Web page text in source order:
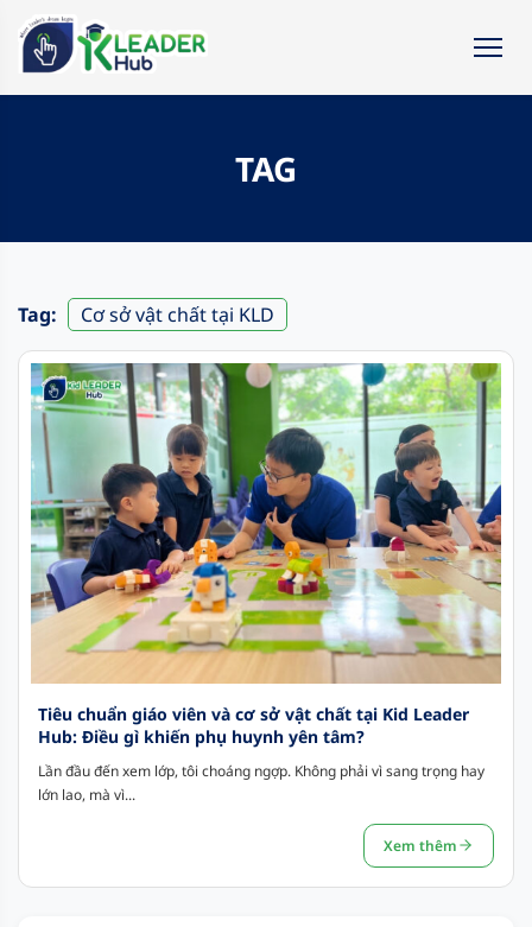
TAG
Tag: Cơ sở vật chất tại KLD
Tiêu chuẩn giáo viên và cơ sở vật chất tại Kid Leader
Hub: Điều gì khiến phụ huynh yên tâm?
Lần đầu đến xem lớp, tôi choáng ngợp. Không phải vì sang trọng hay
lớn lao, mà vì...
Xem thêm